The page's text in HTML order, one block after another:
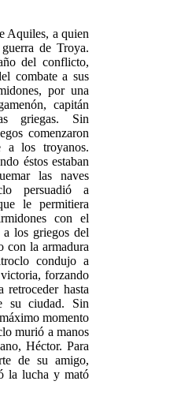
Aquiles, a quien
de Troya.
del conflicto,
combate a sus
por una
capitán
griegas. Sin
comenzaron
a los troyanos.
éstos estaban
las naves
persuadió a
le permitiera
con el
los griegos del
con la armadura
condujo a
forzando
retroceder hasta
su ciudad. Sin
momento
murió a manos
Héctor. Para
de su amigo,
la lucha y mató